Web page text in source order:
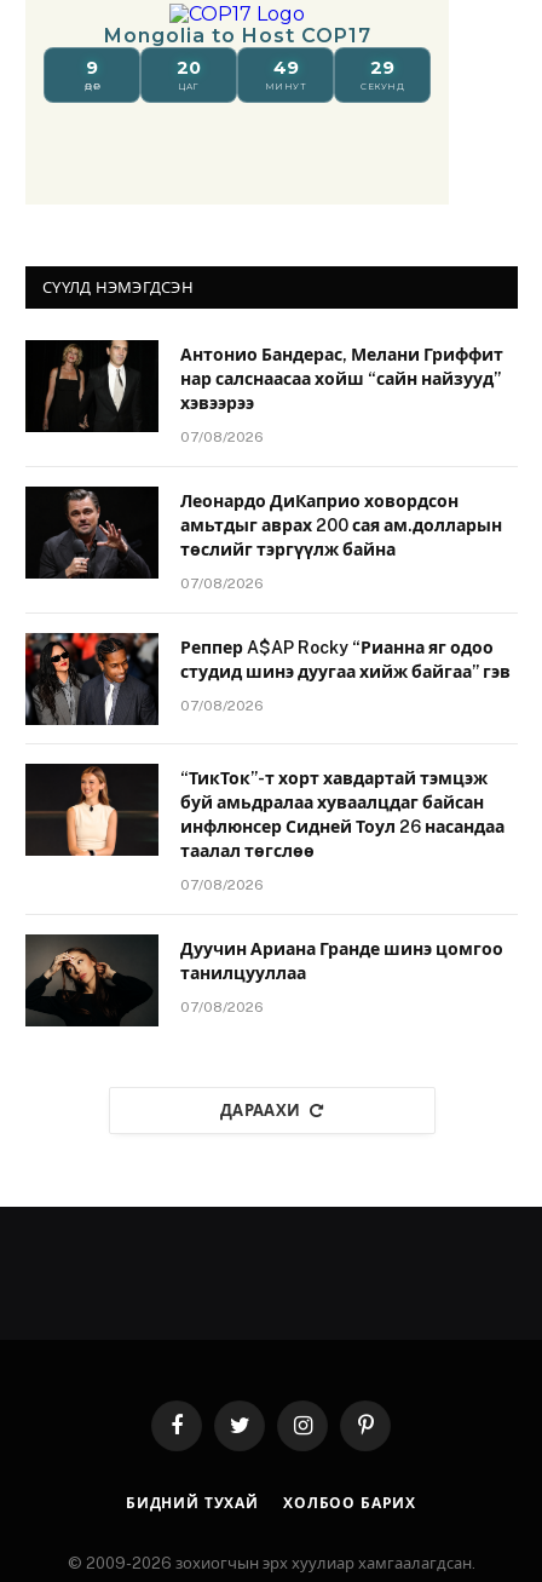
СҮҮЛД НЭМЭГДСЭН
Антонио Бандерас, Мелани Гриффит
нар салснаасаа хойш “сайн найзууд”
хэвээрээ
07/08/2026
Леонардо ДиКаприо ховордсон
амьтдыг аврах 200 сая ам.долларын
төслийг тэргүүлж байна
07/08/2026
Реппер A$AP Rocky “Рианна яг одоо
студид шинэ дуугаа хийж байгаа” гэв
07/08/2026
“ТикТок”-т хорт хавдартай тэмцэж
буй амьдралаа хуваалцдаг байсан
инфлюнсер Сидней Тоул 26 насандаа
таалал төгслөө
07/08/2026
Дуучин Ариана Гранде шинэ цомгоо
танилцууллаа
07/08/2026
ДАРААХИ
FacebookTwitter InstagramPinterest
БИДНИЙ ТУХАЙ ХОЛБОО БАРИХ
© 2009-2026 зохиогчын эрх хуулиар хамгаалагдсан.